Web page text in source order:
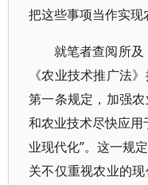
把这些事项当作实现
就笔者查阅所
《农业技术推广法
第一条规定，加强
和农业技术尽快应用
业现代化”。这一规
关不仅重视农业的